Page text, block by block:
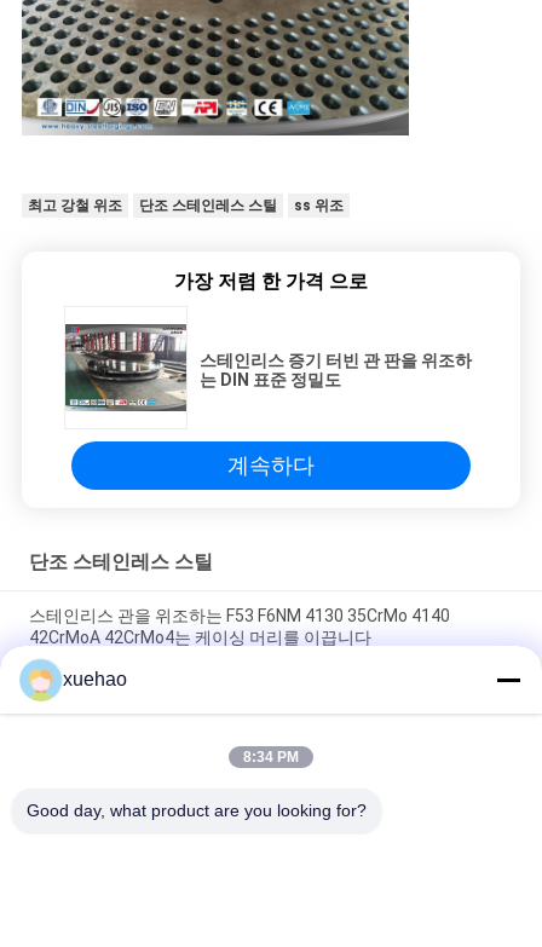
최고 강철 위조 단조 스테인레스 스틸 ss 위조
가장 저렴 한 가격 으로
스테인리스 증기 터빈 관 판을 위조하
는 DIN 표준 정밀도
계속하다
단조 스테인레스 스틸
스테인리스 관을 위조하는 F53 F6NM 4130 35CrMo 4140
42CrMoA 42CrMo4는 케이싱 머리를 이끕니다
공 벨브는 덮개 스테인리스 위조 A105 LF2 F304 304L F316 316L
F51 F53를 용접했습니다
탄소 강철 위조 부질간은 ASME 압력 용기 위조한 원판을 분해합
xuehao
8:34 PM
Good day, what product are you looking for?